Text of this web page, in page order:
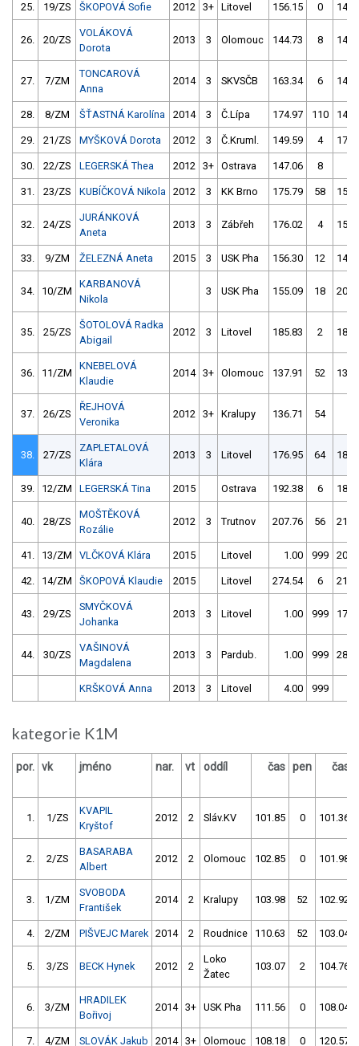
25. 19/ZS ŠKOPOVÁ Sofie 2012 3+ Litovel 156.15 0
26. 20/ZS
VOLÁKOVÁ
Dorota
2013 3 Olomouc 144.73 8
27. 7/ZM
TONCAROVÁ
Anna
2014 3 SKVSČB 163.34 6
28. 8/ZM ŠŤASTNÁ Karolína 2014 3 Č.Lípa 174.97 110
29. 21/ZS MYŠKOVÁ Dorota 2012 3 Č.Kruml. 149.59 4
30. 22/ZS LEGERSKÁ Thea 2012 3+ Ostrava 147.06 8
31. 23/ZS KUBÍČKOVÁ Nikola 2012 3 KK Brno 175.79 58
32. 24/ZS
JURÁNKOVÁ
Aneta
2013 3 Zábřeh 176.02 4
33. 9/ZM ŽELEZNÁ Aneta 2015 3 USK Pha 156.30 12
34. 10/ZM
KARBANOVÁ
Nikola
3 USK Pha 155.09 18
35. 25/ZS
ŠOTOLOVÁ Radka
Abigail
2012 3 Litovel 185.83 2
36. 11/ZM
KNEBELOVÁ
Klaudie
2014 3+ Olomouc 137.91 52
37. 26/ZS
ŘEJHOVÁ
Veronika
2012 3+ Kralupy 136.71 54
38. 27/ZS
ZAPLETALOVÁ
Klára
2013 3 Litovel 176.95 64
39. 12/ZM LEGERSKÁ Tina 2015 Ostrava 192.38 6
40. 28/ZS
MOŠTĚKOVÁ
Rozálie
2012 3 Trutnov 207.76 56
41. 13/ZM VLČKOVÁ Klára 2015 Litovel 1.00 999
42. 14/ZM ŠKOPOVÁ Klaudie 2015 Litovel 274.54 6
43. 29/ZS
SMYČKOVÁ
Johanka
2013 3 Litovel 1.00 999
44. 30/ZS
VAŠINOVÁ
Magdalena
2013 3 Pardub. 1.00 999
KRŠKOVÁ Anna 2013 3 Litovel 4.00 999
kategorie K1M
por. vk jméno nar. vt oddíl čas pen čas
1. 1/ZS
KVAPIL
Kryštof
2012 2 Sláv.KV 101.85 0 101.36
2. 2/ZS
BASARABA
Albert
2012 2 Olomouc 102.85 0 101.98
3. 1/ZM
SVOBODA
František
2014 2 Kralupy 103.98 52 102.92
4. 2/ZM PIŠVEJC Marek 2014 2 Roudnice 110.63 52 103.04
5. 3/ZS BECK Hynek 2012 2
Loko
Žatec
103.07 2 104.76
6. 3/ZM
HRADILEK
Bořivoj
2014 3+ USK Pha 111.56 0 108.04
7. 4/ZM SLOVÁK Jakub 2014 3+ Olomouc 108.18 0 120.57